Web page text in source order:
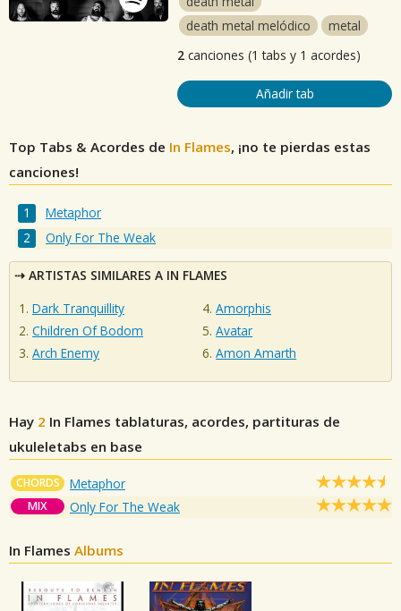
death metal melódico
metal
2 canciones (1 tabs y 1 acordes)
Añadir tab
Top Tabs & Acordes de In Flames, ¡no te pierdas estas
canciones!
Metaphor
Only For The Weak
ARTISTAS SIMILARES A IN FLAMES
Dark Tranquillity
Children Of Bodom
Arch Enemy
Amorphis
Avatar
Amon Amarth
Hay 2 In Flames tablaturas, acordes, partituras de
ukuleletabs en base
CHORDS Metaphor
MIX Only For The Weak
In Flames Albums